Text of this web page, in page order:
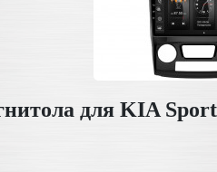
для KIA